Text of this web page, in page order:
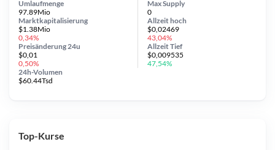
Umlaufmenge
97.89Mio
Preisänderung 24u
$0,01
0,50%
Max Supply
0
Marktkapitalisierung
$1.38Mio
0,34%
24h-Volumen
$60.44Tsd
Allzeithoch
$0,02469
43,04%
AllzeitTief
$0,009535
47,54%
Top-Kurse